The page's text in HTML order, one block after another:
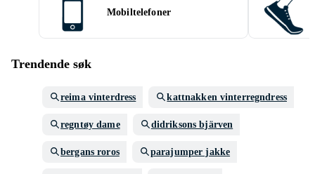
Mobiltelefoner
Trendende søk
reima vinterdress kattnakken vinterregndress
regntøy dame didriksons bjärven
bergans roros parajumper jakke